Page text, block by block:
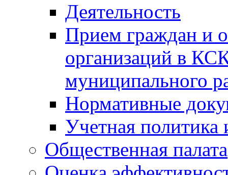
Деятельность
Прием граждан и
организаций в
муниципального
Нормативные
Учетная политика
Общественная палата